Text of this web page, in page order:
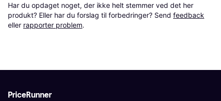
Har du opdaget noget, der ikke helt stemmer ved det her
produkt? Eller har du forslag til forbedringer? Send feedback
eller rapporter problem.
PriceRunner